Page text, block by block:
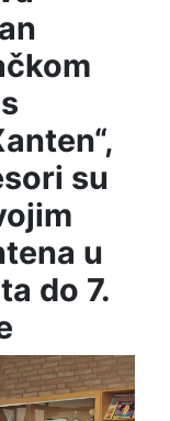
su
u
do 7.